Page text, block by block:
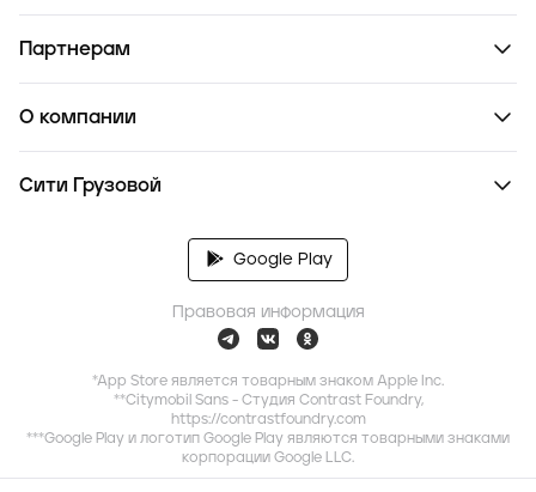
Партнерам
О компании
Сити Грузовой
Google Play
Правовая информация
*App Store является товарным знаком Apple Inc.
**Citymobil Sans - Студия Contrast Foundry,
https://contrastfoundry.com
***Google Play и логотип Google Play являются товарными знаками
корпорации Google LLC.